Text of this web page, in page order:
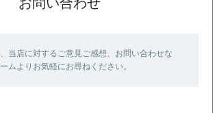
当店に対するご意見ご感想、お問い合わせな
ムよりお気軽にお尋ねください。